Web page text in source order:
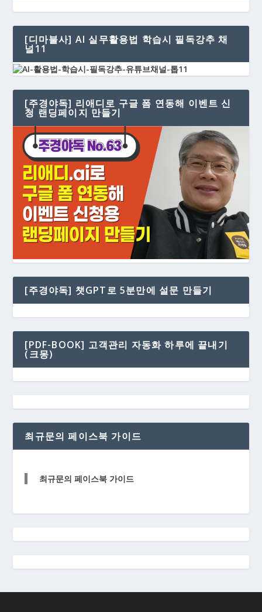
[디마불사] AI 실무활용법 학습시 필독강추 채
널11
[주경야독] 리애디로 구글 폼 연동해 이벤트 신
청 랜딩페이지 만들기
[주경야독] 챗GPT로 5분만에 설문 만들기
[PDF-BOOK] 고객관리 자동화 하루에 끝내기
(크몽)
최규문의 페이스북 가이드
최규문의 페이스북 가이드